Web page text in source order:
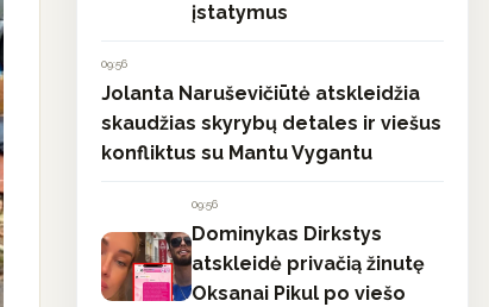
įstatymus
09:56
Jolanta Naruševičiūtė atskleidžia
skaudžias skyrybų detales ir viešus
konfliktus su Mantu Vygantu
09:56
Dominykas Dirkstys
atskleidė privačią žinutę
Oksanai Pikul po viešo